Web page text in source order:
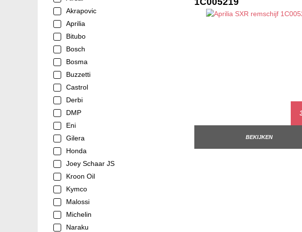
Akrapovic
Aprilia
Bitubo
Bosch
Bosma
Buzzetti
Castrol
Derbi
DMP
Eni
Gilera
Honda
Joey Schaar JS
Kroon Oil
Kymco
Malossi
Michelin
Naraku
BEKIJKEN